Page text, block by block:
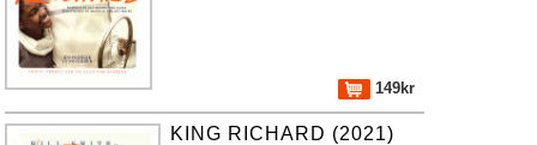
149kr
KING RICHARD (2021)